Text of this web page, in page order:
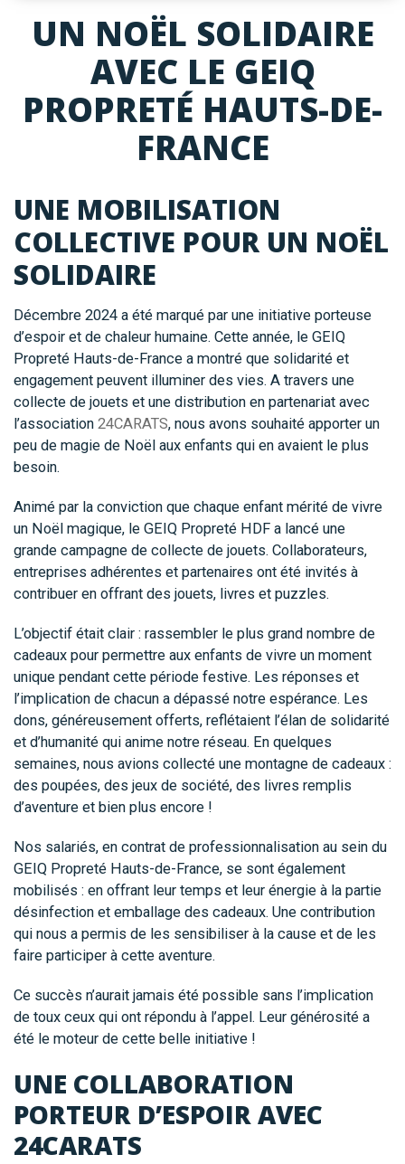
UN NOËL SOLIDAIRE
AVEC LE GEIQ
PROPRETÉ HAUTS-DE-
FRANCE
UNE MOBILISATION
COLLECTIVE POUR UN NOËL
SOLIDAIRE
Décembre 2024 a été marqué par une initiative porteuse
d’espoir et de chaleur humaine. Cette année, le GEIQ
Propreté Hauts-de-France a montré que solidarité et
engagement peuvent illuminer des vies. A travers une
collecte de jouets et une distribution en partenariat avec
l’association 24CARATS, nous avons souhaité apporter un
peu de magie de Noël aux enfants qui en avaient le plus
besoin.
Animé par la conviction que chaque enfant mérité de vivre
un Noël magique, le GEIQ Propreté HDF a lancé une
grande campagne de collecte de jouets. Collaborateurs,
entreprises adhérentes et partenaires ont été invités à
contribuer en offrant des jouets, livres et puzzles.
L’objectif était clair : rassembler le plus grand nombre de
cadeaux pour permettre aux enfants de vivre un moment
unique pendant cette période festive. Les réponses et
l’implication de chacun a dépassé notre espérance. Les
dons, généreusement offerts, reflétaient l’élan de solidarité
et d’humanité qui anime notre réseau. En quelques
semaines, nous avions collecté une montagne de cadeaux :
des poupées, des jeux de société, des livres remplis
d’aventure et bien plus encore !
Nos salariés, en contrat de professionnalisation au sein du
GEIQ Propreté Hauts-de-France, se sont également
mobilisés : en offrant leur temps et leur énergie à la partie
désinfection et emballage des cadeaux. Une contribution
qui nous a permis de les sensibiliser à la cause et de les
faire participer à cette aventure.
Ce succès n’aurait jamais été possible sans l’implication
de toux ceux qui ont répondu à l’appel. Leur générosité a
été le moteur de cette belle initiative !
UNE COLLABORATION
PORTEUR D’ESPOIR AVEC
24CARATS